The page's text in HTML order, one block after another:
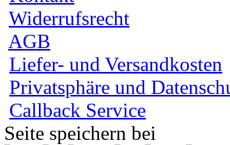
Widerrufsrecht
AGB
Liefer- und Versandkosten
Privatsphäre und
Callback Service
Seite speichern bei